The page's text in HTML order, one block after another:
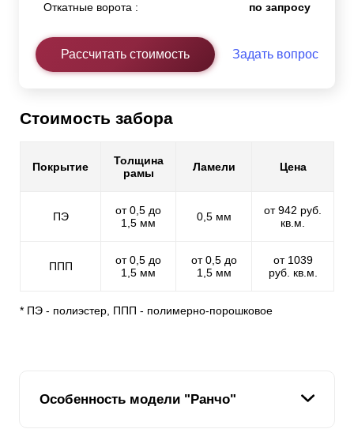
Откатные ворота : по запросу
Рассчитать стоимость Задать вопрос
Стоимость забора
Покрытие
Толщина
рамы
Ламели Цена
ПЭ
от 0,5 до
1,5 мм
0,5 мм
от 942 руб.
кв.м.
ППП
от 0,5 до
1,5 мм
от 0,5 до
1,5 мм
от 1039
руб. кв.м.
* ПЭ - полиэстер, ППП - полимерно-порошковое
Особенность модели "Ранчо"